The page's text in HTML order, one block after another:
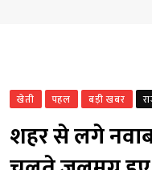
खेती पहल बड़ी खबर
शहर से लगे